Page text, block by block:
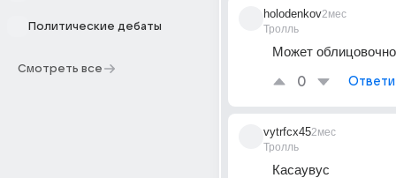
Политические дебаты
Смотреть все
holodenkov
Тролль
2мес
Может
0
vytrfcx45
Тролль
2мес
Касаувус